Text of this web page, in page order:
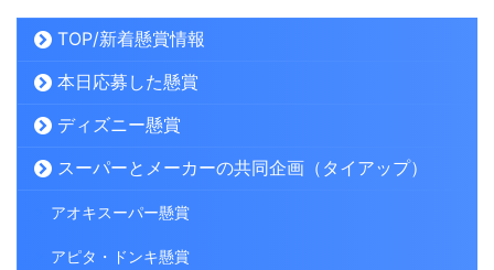
TOP/新着懸賞情報
本日応募した懸賞
ディズニー懸賞
スーパーとメーカーの共同企画（タイアップ）
アオキスーパー懸賞
アピタ・ドンキ懸賞